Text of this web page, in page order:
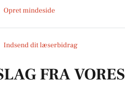
Opret mindeside
Indsend dit læserbidrag
FRA VORES